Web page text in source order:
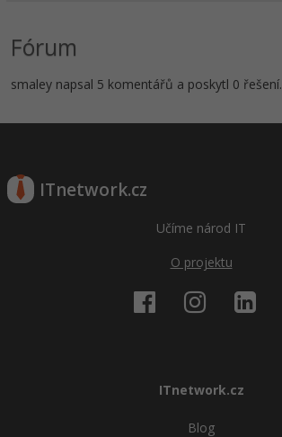
Fórum
smaley napsal 5 komentářů a poskytl 0 řešení.
ITnetwork.cz
Učíme národ IT
O projektu
ITnetwork.cz
Blog